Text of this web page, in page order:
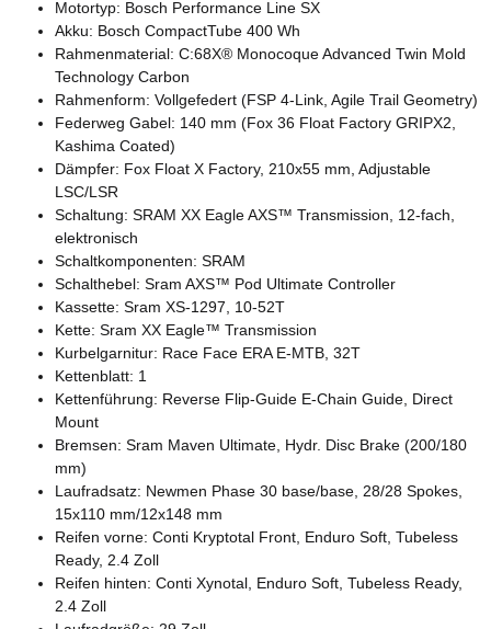
Motortyp: Bosch Performance Line SX
Akku: Bosch CompactTube 400 Wh
Rahmenmaterial: C:68X® Monocoque Advanced Twin Mold
Technology Carbon
Rahmenform: Vollgefedert (FSP 4-Link, Agile Trail Geometry)
Federweg Gabel: 140 mm (Fox 36 Float Factory GRIPX2,
Kashima Coated)
Dämpfer: Fox Float X Factory, 210x55 mm, Adjustable
LSC/LSR
Schaltung: SRAM XX Eagle AXS™ Transmission, 12-fach,
elektronisch
Schaltkomponenten: SRAM
Schalthebel: Sram AXS™ Pod Ultimate Controller
Kassette: Sram XS-1297, 10-52T
Kette: Sram XX Eagle™ Transmission
Kurbelgarnitur: Race Face ERA E-MTB, 32T
Kettenblatt: 1
Kettenführung: Reverse Flip-Guide E-Chain Guide, Direct
Mount
Bremsen: Sram Maven Ultimate, Hydr. Disc Brake (200/180
mm)
Laufradsatz: Newmen Phase 30 base/base, 28/28 Spokes,
15x110 mm/12x148 mm
Reifen vorne: Conti Kryptotal Front, Enduro Soft, Tubeless
Ready, 2.4 Zoll
Reifen hinten: Conti Xynotal, Enduro Soft, Tubeless Ready,
2.4 Zoll